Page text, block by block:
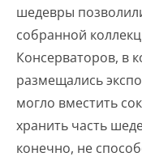
шедевры
собранной
Консерваторов, в
размещались
могло вместить
хранить часть
конечно, не